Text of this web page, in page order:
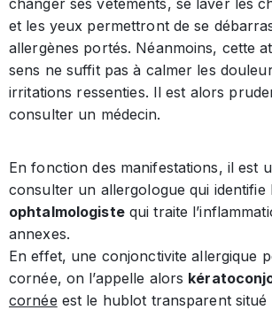
changer ses vêtements, se laver les
et les yeux permettront de se
allergènes portés. Néanmoins, cette
sens ne suffit pas à calmer les
irritations ressenties. Il est alors
consulter un médecin.
En fonction des manifestations, il est
consulter un allergologue qui identifie
ophtalmologistequi traite
annexes.
En effet, une conjonctivite allergique
cornée, on l’appelle alors
cornée est le hublot transparent situé